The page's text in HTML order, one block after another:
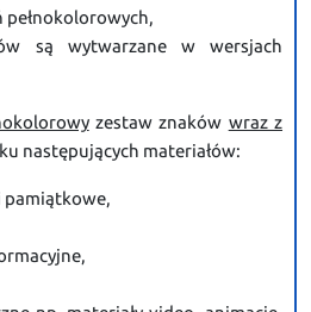
pełnokolorowych,
są wytwarzane w wersjach
zestaw znaków wraz z
następujących materiałów:
pamiątkowe,